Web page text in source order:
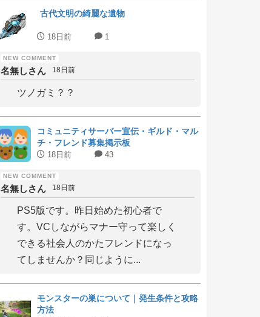
古代文明の綺麗な遺物
18日前 1
名無しさん 18日前
ツノガミ？？
コミュニティサーバー宣伝・ギルド・マル
チ・フレンド募集掲示板
18日前 43
名無しさん 18日前
PS5版です。昨日始めた初心者で
す。VCしながらマナー守って楽しく
できる社会人のかたフレンドになっ
てしませんか？同じように...
モンスターの巣について｜発生条件と攻略
方法